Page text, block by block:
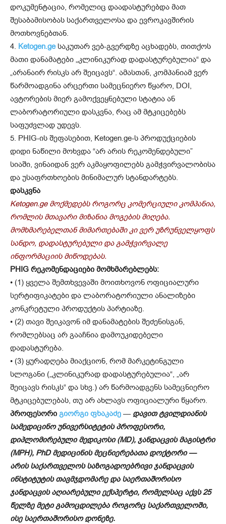
დოკუმენტაცია, რომელიც დაადასტურებდა მათ
შესაბამისობას საქართველოსა და ევროკავშირის
მოთხოვნებთან.
4. Ketogen.ge საკუთარ ვებ-გვერდზე აცხადებს, თითქოს
მათი დანამატები „კლინიკურად დადასტურებულია“ და
„არანაირ რისკს არ შეიცავს“. ამასთან, კომპანიამ ვერ
წარმოადგინა არცერთი სამეცნიერო წყარო, DOI,
ავტორების მიერ გამოქვეყნებული სტატია ან
ლაბორატორიული დასკვნა, რაც ამ მტკიცებებს
საფუძვლად უდევს.
5. PHIG-ის შეფასებით, Ketogen.ge-ს პროდუქციების
დიდი ნაწილი მოხვდა “არ არის რეკომენდებული”
სიაში, ვინაიდან ვერ აკმაყოფილებს გამჭვირვალობისა
და უსაფრთხოების მინიმალურ სტანდარტებს.
დასკვნა
Ketogen.geმოქმედებს როგორც კომერციული კომპანია,
რომლის მთავარი მიზანია მოგების მიღება.
მომხმარებელთან მიმართებაში კი ვერ უზრუნველყოფს
სანდო, დადასტურებული და გამჭვირვალე
ინფორმაციის მიწოდებას.
PHIG რეკომენდაციები მომხმარებლებს:
• (1) ყველა შემთხვევაში მოითხოვონ ოფიციალური
სერტიფიკატები და ლაბორატორიული ანალიზები
კონკრეტული პროდუქტის პარტიაზე.
• (2) თავი შეიკავონ იმ დანამატების შეძენისგან,
რომლებსაც არ გააჩნია დამოუკიდებელი
დადასტურება.
• (3) ყურადღება მიაქციონ, რომ მარკეტინგული
სლოგანი („კლინიკურად დადასტურებულია“, „არ
შეიცავს რისკს“ და სხვ.) არ წარმოადგენს სამეცნიერო
მტკიცებულებას, თუ არ ახლავს ოფიციალური წყარო.
პროფესორი გიორგი ფხაკაძე — დავით ტვილდიანის
სამედიცინო უნივერსიტეტის პროფესორი,
დიპლომირებული მედიკოსი (MD), ჯანდაცვის მაგისტრი
(MPH), PhD მედიცინის მეცნიერებათა დოქტორი —
არის საქართველოს საზოგადოებრივი ჯანდაცვის
ინსტიტუტის თავმჯდომარე და საერთაშორისო
ჯანდაცვის აღიარებული ექსპერტი, რომელსაც აქვს 25
წელზე მეტი გამოცდილება როგორც საქართველოში,
ისე საერთაშორისო დონეზე.